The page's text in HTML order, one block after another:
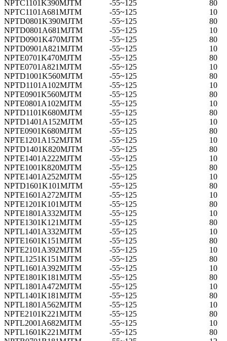
NPTC1101K390MJTM
-55~125
80
NPTC1101A681MJTM
-55~125
10
NPTD0801K390MJTM
-55~125
80
NPTD0801A681MJTM
-55~125
10
NPTD0901K470MJTM
-55~125
80
NPTD0901A821MJTM
-55~125
10
NPTE0701K470MJTM
-55~125
80
NPTE0701A821MJTM
-55~125
10
NPTD1001K560MJTM
-55~125
80
NPTD1101A102MJTM
-55~125
10
NPTE0901K560MJTM
-55~125
80
NPTE0801A102MJTM
-55~125
10
NPTD1101K680MJTM
-55~125
80
NPTD1401A152MJTM
-55~125
10
NPTE0901K680MJTM
-55~125
80
NPTE1201A152MJTM
-55~125
10
NPTD1401K820MJTM
-55~125
80
NPTE1401A222MJTM
-55~125
10
NPTE1001K820MJTM
-55~125
80
NPTE1401A252MJTM
-55~125
10
NPTD1601K101MJTM
-55~125
80
NPTE1601A272MJTM
-55~125
10
NPTE1201K101MJTM
-55~125
80
NPTE1801A332MJTM
-55~125
10
NPTE1301K121MJTM
-55~125
80
NPTL1401A332MJTM
-55~125
10
NPTE1601K151MJTM
-55~125
80
NPTE2101A392MJTM
-55~125
10
NPTL1251K151MJTM
-55~125
80
NPTL1601A392MJTM
-55~125
10
NPTE1801K181MJTM
-55~125
80
NPTL1801A472MJTM
-55~125
10
NPTL1401K181MJTM
-55~125
80
NPTL1801A562MJTM
-55~125
10
NPTE2101K221MJTM
-55~125
80
NPTL2001A682MJTM
-55~125
10
NPTL1601K221MJTM
-55~125
80